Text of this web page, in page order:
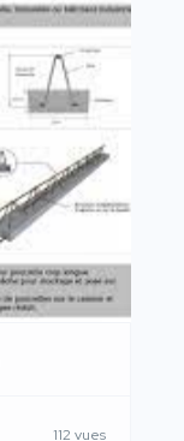
112 vues